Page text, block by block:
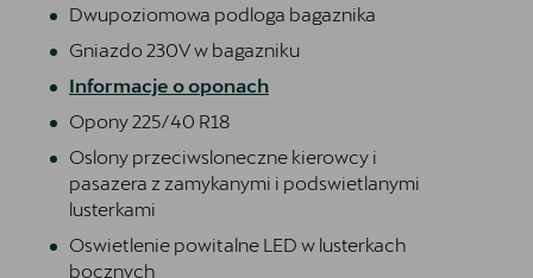
Dwupoziomowa podloga bagaznika
Gniazdo 230V w bagazniku
Informacje o oponach
Opony 225/40 R18
Oslony przeciwsloneczne kierowcy i
pasazera z zamykanymi i podswietlanymi
lusterkami
Oswietlenie powitalne LED w lusterkach
bocznych